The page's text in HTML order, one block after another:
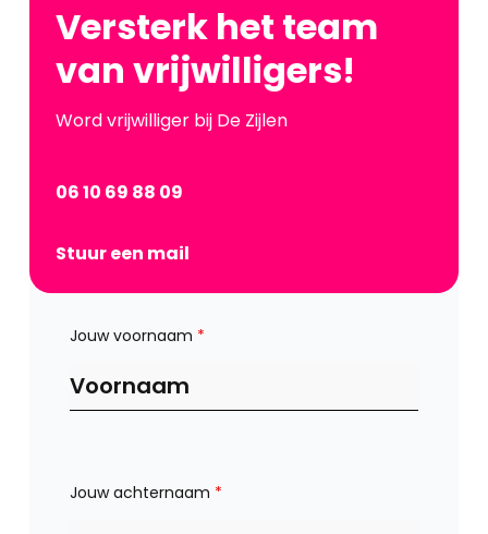
Versterk het team
van vrijwilligers!
Word vrijwilliger bij De Zijlen
06 10 69 88 09
Stuur een mail
Jouw voornaam *
Jouw achternaam *